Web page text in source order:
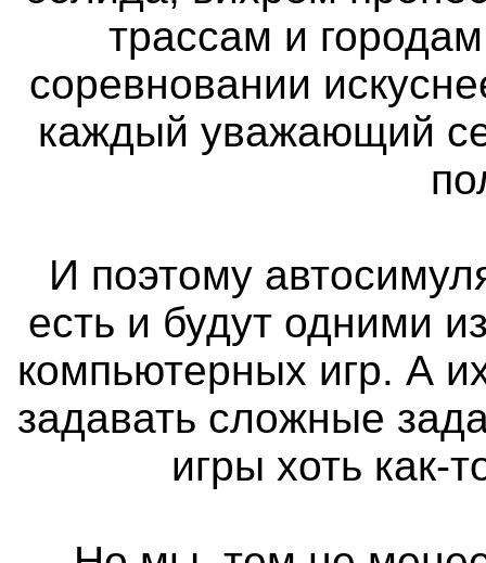
трассам и
соревновании
каждый уважающий
И поэтому
есть и будут одними
компьютерных игр. А
задавать сложные
игры хоть как-